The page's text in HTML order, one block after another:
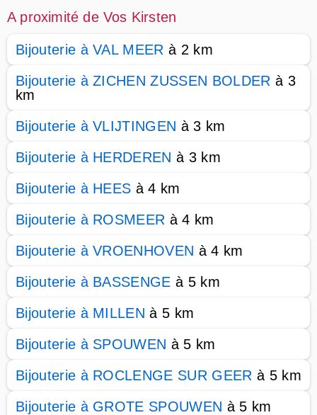
A proximité de Vos Kirsten
Bijouterie à VAL MEER à 2 km
Bijouterie à ZICHEN ZUSSEN BOLDER à 3
km
Bijouterie à VLIJTINGEN à 3 km
Bijouterie à HERDEREN à 3 km
Bijouterie à HEES à 4 km
Bijouterie à ROSMEER à 4 km
Bijouterie à VROENHOVEN à 4 km
Bijouterie à BASSENGE à 5 km
Bijouterie à MILLEN à 5 km
Bijouterie à SPOUWEN à 5 km
Bijouterie à ROCLENGE SUR GEER à 5 km
Bijouterie à GROTE SPOUWEN à 5 km